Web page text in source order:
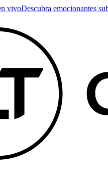
vivoDescubra emocionantes